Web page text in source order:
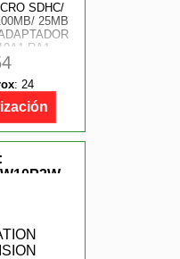
SDHC/
25MB
RA1
: 24